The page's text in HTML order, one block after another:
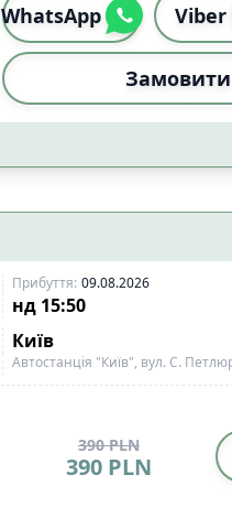
WhatsApp Viber
Прибуття: 09.08.2026
нд 15:50
Київ
Автостанція "Київ", вул. С.
390 PLN
390 PLN